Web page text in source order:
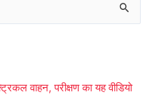
वाहन, परीक्षण का यह वीडियो